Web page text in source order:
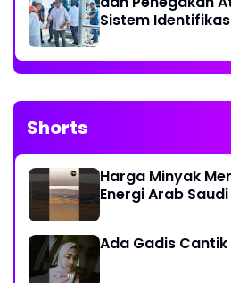
Sistem
Shorts
Harga Minyak
Energi Arab
Ada Gadis Cantik